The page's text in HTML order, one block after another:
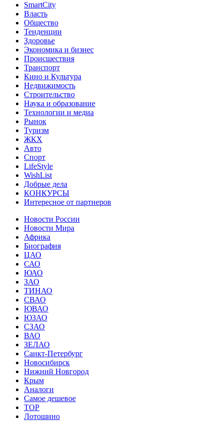
SmartCity
Власть
Общество
Тенденции
Здоровье
Экономика и бизнес
Происшествия
Транспорт
Кино и Культура
Недвижимость
Строительство
Наука и образование
Технологии и медиа
Рынок
Туризм
ЖКХ
Авто
Спорт
LifeStyle
WishList
Добрые дела
КОНКУРСЫ
Интересное от партнеров
Новости России
Новости Мира
Африка
Биография
ЦАО
САО
ЮАО
ЗАО
ТИНАО
СВАО
ЮВАО
ЮЗАО
СЗАО
ВАО
ЗЕЛАО
Санкт-Петербург
Новосибирск
Нижний Новгород
Крым
Аналоги
Самое дешевое
TOP
Лотошино